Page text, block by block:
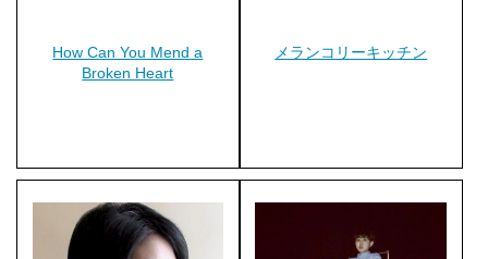
How Can You Mend a
Broken Heart
メランコリーキッチン